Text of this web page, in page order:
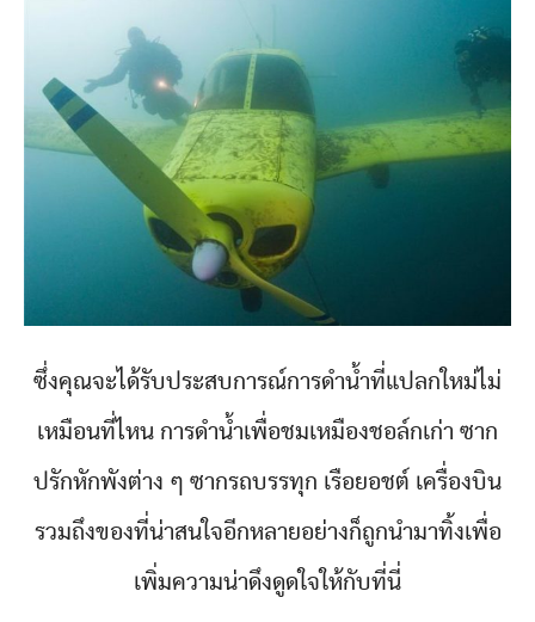
ซึ่งคุณจะได้รับประสบการณ์การดำน้ำที่แปลกใหม่ไม่
เหมือนที่ไหน การดำน้ำเพื่อชมเหมืองชอล์กเก่า ซาก
ปรักหักพังต่าง ๆ ซากรถบรรทุก เรือยอชต์ เครื่องบิน
รวมถึงของที่น่าสนใจอีกหลายอย่างก็ถูกนำมาทิ้งเพื่อ
เพิ่มความน่าดึงดูดใจให้กับที่นี่